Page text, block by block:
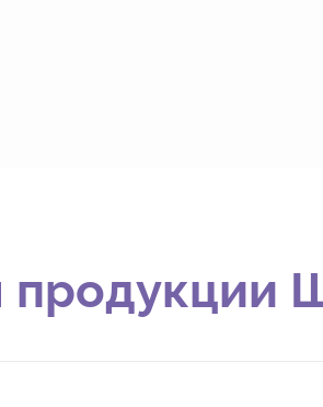
продукции